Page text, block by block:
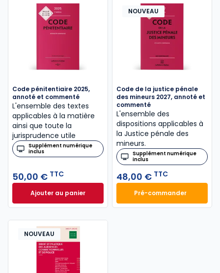
Code pénitentiaire 2025,
annoté et commenté
L'ensemble des textes
applicables à la matière
ainsi que toute la
jurisprudence utile
Supplément numérique
inclus
50,00 € TTC
Ajouter au panierCode pénitentiaire 2025, annoté et commenté à
NOUVEAU
Code de la justice pénale
des mineurs 2027, annoté et
commenté
L'ensemble des
dispositions applicables à
la Justice pénale des
mineurs.
Supplément numérique
inclus
48,00 € TTC
Pré-commander
Code de la
NOUVEAU